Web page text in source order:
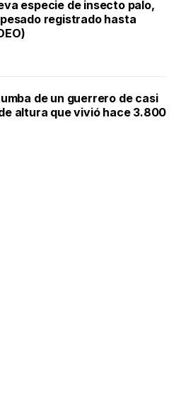
especie de insecto palo,
registrado hasta
de un guerrero de casi
altura que vivió hace 3.800